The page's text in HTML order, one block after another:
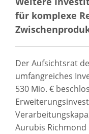
für komplexe
Der Aufsichtsrat
umfangreiches
530 Mio. €
Aurubis Richmond